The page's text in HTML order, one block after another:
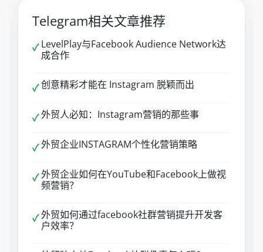
Telegram相关文章推荐
✓ LevelPlay与Facebook Audience Network达
成合作
✓创意精彩才能在 Instagram 脱颖而出
✓外贸人必知：Instagram营销的那些事
✓外贸企业INSTAGRAM个性化营销策略
✓外贸企业如何在YouTube和Facebook上做视
频营销？
✓外贸如何通过facebook社群营销提升开发客
户效率？